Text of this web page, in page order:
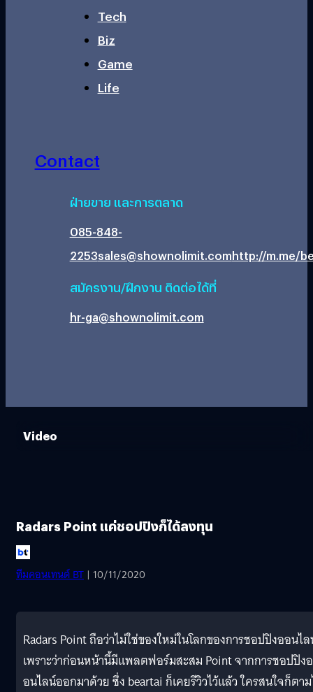
Tech
Biz
Game
Life
Contact
ฝ่ายขาย และการตลาด
085-848-
2253sales@shownolimit.comhttp://m.me/
สมัครงาน/ฝึกงาน ติดต่อได้ที่
hr-ga@shownolimit.com
Video
Radars Point แค่ชอปปิงก็ได้ลงทุน
ทีมคอนเทนต์ BT | 10/11/2020
Radars Point ถือว่าไม่ใช่ของใหม่ในโลกของการชอปปิงออนไ
เพราะว่าก่อนหน้านี้มีแพลตฟอร์มสะสม Point จากการชอปปิงอ
อนไลน์ออกมาด้วย ซึ่ง beartai ก็เคยรีวิวไว้แล้ว ใครสนใจก็ตา